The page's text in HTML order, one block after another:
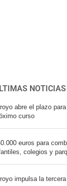
NOTICIAS
abre el plazo
curso
euros para
colegios y
impulsa la